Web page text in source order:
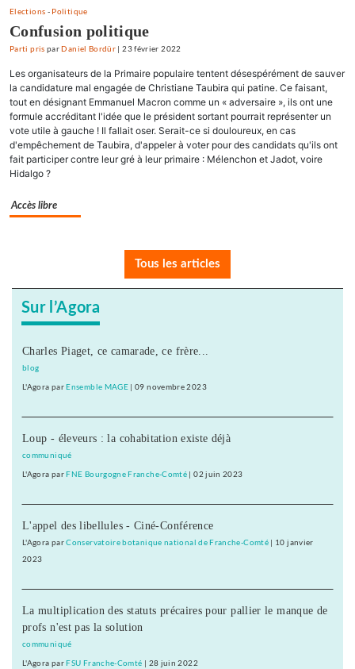
Elections - Politique
Confusion politique
Parti pris par Daniel Bordür |23 février 2022
Les organisateurs de la Primaire populaire tentent désespérément de sauver
la candidature mal engagée de Christiane Taubira qui patine. Ce faisant,
tout en désignant Emmanuel Macron comme un « adversaire », ils ont une
formule accréditant l'idée que le président sortant pourrait représenter un
vote utile à gauche ! Il fallait oser. Serait-ce si douloureux, en cas
d'empêchement de Taubira, d'appeler à voter pour des candidats qu'ils ont
fait participer contre leur gré à leur primaire : Mélenchon et Jadot, voire
Hidalgo ?
Accès libre
Tous les articles
Sur l’Agora
Charles Piaget, ce camarade, ce frère...
blog
L'Agora par Ensemble MAGE |09 novembre 2023
Loup - éleveurs : la cohabitation existe déjà
communiqué
L'Agora par FNE Bourgogne Franche-Comté |02 juin 2023
L'appel des libellules - Ciné-Conférence
L'Agora parConservatoire botanique national de Franche-Comté| 10 janvier
2023
La multiplication des statuts précaires pour pallier le manque de
profs n'est pas la solution
communiqué
L'Agora par FSU Franche-Comté 28 juin 2022